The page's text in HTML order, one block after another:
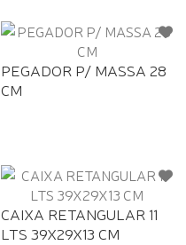
PEGADOR P/ MASSA 28
CM
CAIXA RETANGULAR 11
LTS 39X29X13 CM